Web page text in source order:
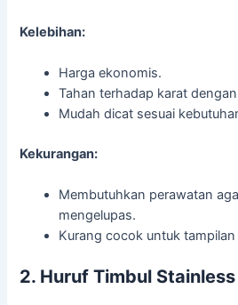
Kelebihan:
Harga ekonomis.
Tahan terhadap karat
Mudah dicat sesuai
Kekurangan:
Membutuhkan perawatan
mengelupas.
Kurang cocok untuk
2. Huruf Timbul